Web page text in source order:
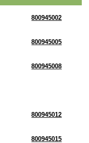
800945002
800945005
800945008
800945012
800945015